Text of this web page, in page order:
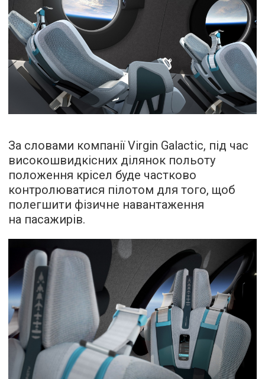
За словами компанії Virgin Galactic, під час
високошвидкісних ділянок польоту
положення крісел буде частково
контролюватися пілотом для того, щоб
полегшити фізичне навантаження
на пасажирів.